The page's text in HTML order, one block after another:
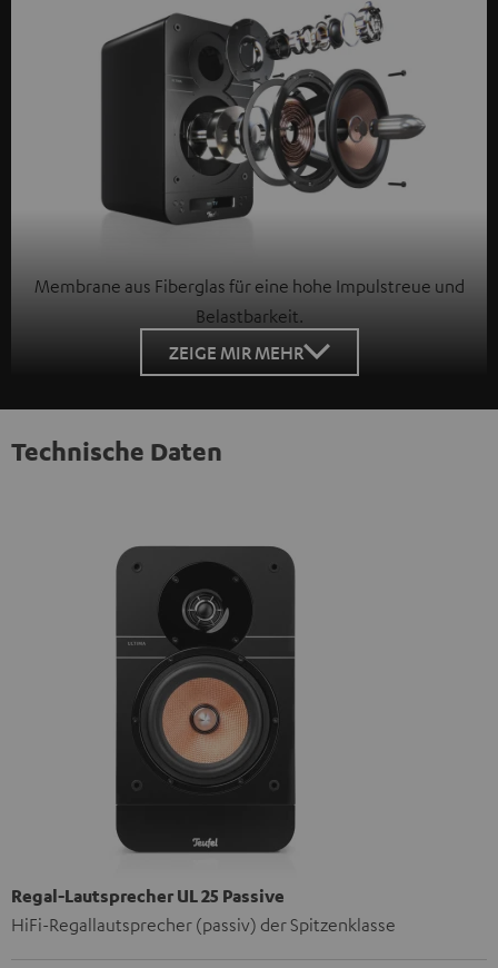
Membrane aus Fiberglas für eine hohe Impulstreue und
Belastbarkeit.
ZEIGE MIR MEHR
Technische Daten
Regal-Lautsprecher UL 25 Passive
HiFi-Regallautsprecher (passiv) der Spitzenklasse